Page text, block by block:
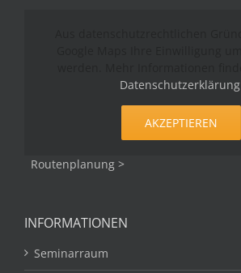
Datenschutzerklärung.
AKZEPTIEREN
Routenplanung >
INFORMATIONEN
Seminarraum